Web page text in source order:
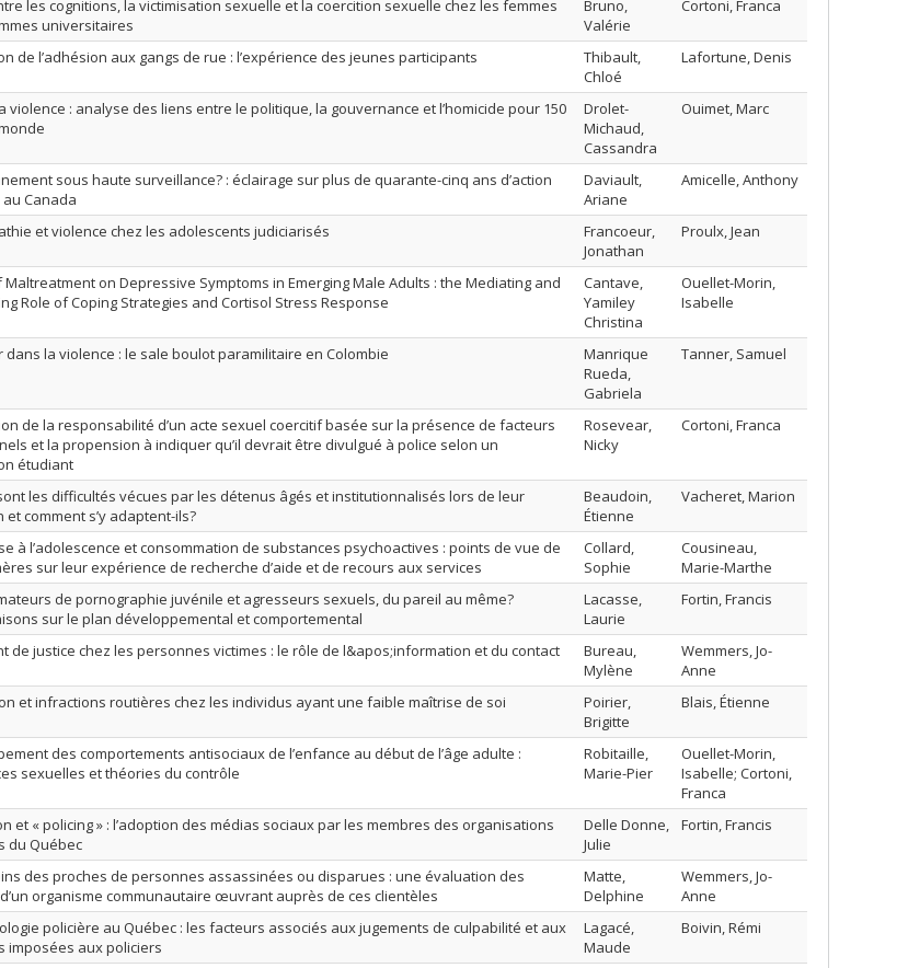
les cognitions, la victimisation sexuelle et la coercition sexuelle chez les femmes
universitaires
Bruno,
Valérie
Cortoni, Franca
de l’adhésion aux gangs de rue : l’expérience des jeunes participants
Thibault,
Chloé
Lafortune, Denis
violence : analyse des liens entre le politique, la gouvernance et l’homicide pour 150
Drolet-
Michaud,
Cassandra
Ouimet, Marc
sous haute surveillance? : éclairage sur plus de quarante-cinq ans d’action
Canada
Daviault,
Ariane
Amicelle, Anthony
et violence chez les adolescents judiciarisés
Francoeur,
Jonathan
Proulx, Jean
Maltreatment on Depressive Symptoms in Emerging Male Adults : the Mediating and
Role of Coping Strategies and Cortisol Stress Response
Cantave,
Yamiley
Christina
Ouellet-Morin,
Isabelle
dans la violence : le sale boulot paramilitaire en Colombie
Manrique
Rueda,
Gabriela
Tanner, Samuel
de la responsabilité d’un acte sexuel coercitif basée sur la présence de facteurs
et la propension à indiquer qu’il devrait être divulgué à police selon un
étudiant
Rosevear,
Nicky
Cortoni, Franca
les difficultés vécues par les détenus âgés et institutionnalisés lors de leur
et comment s’y adaptent-ils?
Beaudoin,
Étienne
Vacheret, Marion
à l’adolescence et consommation de substances psychoactives : points de vue de
sur leur expérience de recherche d’aide et de recours aux services
Collard,
Sophie
Cousineau,
Marie-Marthe
de pornographie juvénile et agresseurs sexuels, du pareil au même?
sur le plan développemental et comportemental
Lacasse,
Laurie
Fortin, Francis
de justice chez les personnes victimes : le rôle de l&apos;information et du contact
Bureau,
Mylène
Wemmers, Jo-
Anne
et infractions routières chez les individus ayant une faible maîtrise de soi
Poirier,
Brigitte
Blais, Étienne
des comportements antisociaux de l’enfance au début de l’âge adulte :
sexuelles et théories du contrôle
Robitaille,
Marie-Pier
Ouellet-Morin,
Isabelle; Cortoni,
Franca
et « policing » : l’adoption des médias sociaux par les membres des organisations
du Québec
Delle Donne,
Julie
Fortin, Francis
des proches de personnes assassinées ou disparues : une évaluation des
organisme communautaire œuvrant auprès de ces clientèles
Matte,
Delphine
Wemmers, Jo-
Anne
policière au Québec : les facteurs associés aux jugements de culpabilité et aux
imposées aux policiers
Lagacé,
Maude
Boivin, Rémi